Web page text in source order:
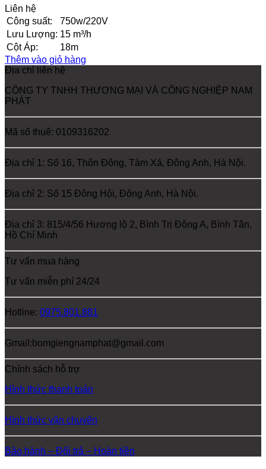
Liên hệ
Công suất:
750w/220V
Lưu Lượng: 15 m³/h
Cột Áp:
18m
Thêm vào giỏ hàng
Địa chỉ liên hệ
CÔNG TY TNHH THƯƠNG MẠI VÀ CÔNG NGHIỆP NAM
PHÁT
Mã số thuế: 0109316202
Địa chỉ 1: Số 16, Thôn Đông, Tàm Xá, Đông Anh, Hà Nội.
Địa chỉ 2: Số 15 Đông Hội, Đông Anh, Hà Nội.
Địa chỉ 3: 815/4/56 Hương lộ 2, Bình Trị Đông A, Bình Tân,
Hồ Chí Minh
Tư vấn mua hàng
Tư vấn miễn phí 24/24
Hotline: 0975.801.881
Gmail:bomgiengnamphat@gmail.com
Chính sách hỗ trợ
Hình thức thanh toán
Hình thức vận chuyển
Bảo hành – Đổi trả – Hoàn tiền